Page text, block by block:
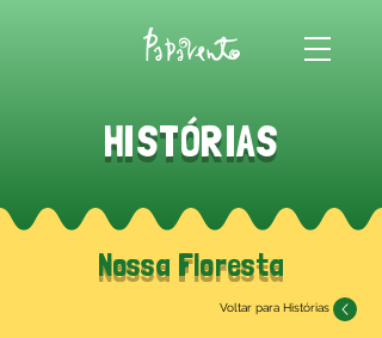
HISTÓRIAS
Nossa Floresta
Voltar para Histórias